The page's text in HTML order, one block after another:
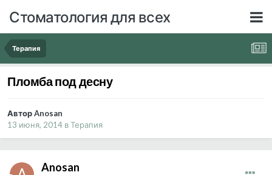
Стоматология для всех
Терапия
Пломба под десну
Автор Anosan
13 июня, 2014 вТерапия
Anosan